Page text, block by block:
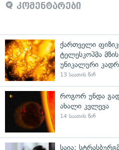
კომენტარები
ქართველი
ტელესკოპმა
უნიკალური
13 საათის წინ
როგორ უნდა
ახალი კვლევა
14 საათის წინ
საია: